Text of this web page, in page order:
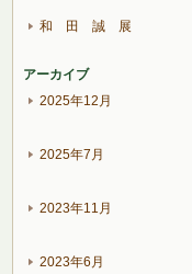
和 田 誠 展
アーカイブ
2025年12月
2025年7月
2023年11月
2023年6月